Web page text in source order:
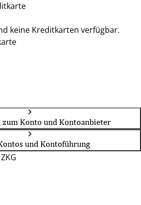
keine Kreditkarten verfügbar.
Konto und Kontoanbieter
und Kontoführung